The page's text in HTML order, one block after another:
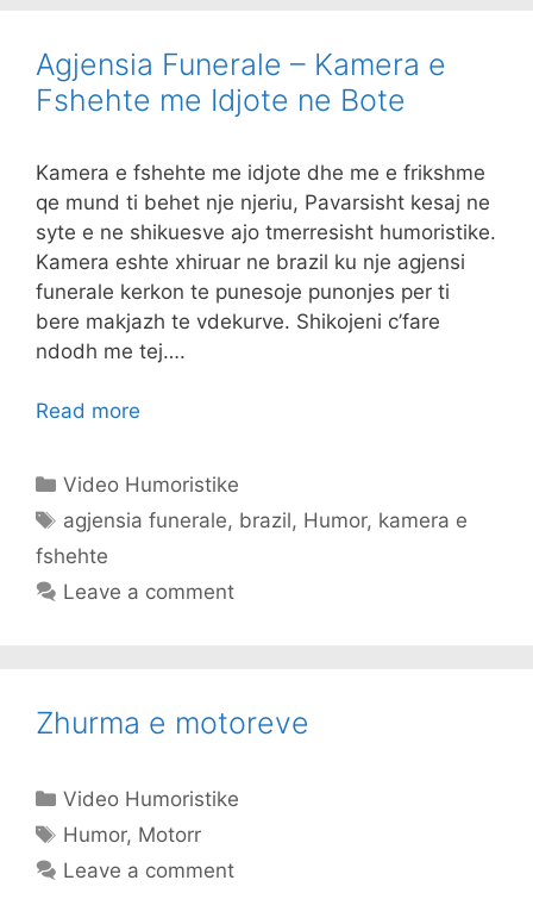
Agjensia Funerale – Kamera e
Fshehte me Idjote ne Bote
Kamera e fshehte me idjote dhe me e frikshme
qe mund ti behet nje njeriu, Pavarsisht kesaj ne
syte e ne shikuesve ajo tmerresisht humoristike.
Kamera eshte xhiruar ne brazil ku nje agjensi
funerale kerkon te punesoje punonjes per ti
bere makjazh te vdekurve. Shikojeni c’fare
ndodh me tej….
Read more
Categories
Video Humoristike
Tags
agjensia funerale, brazil, Humor, kamera e
fshehte
Leave a comment
Zhurma e motoreve
Categories
Video Humoristike
Tags
Humor, Motorr
Leave a comment